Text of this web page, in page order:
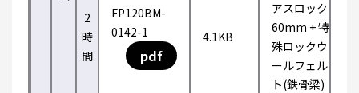
2
時
間
FP120BM-
0142-1
pdf
4.1KB
アスロック
60mm + 特
殊ロックウ
ールフェル
ト(鉄骨梁)